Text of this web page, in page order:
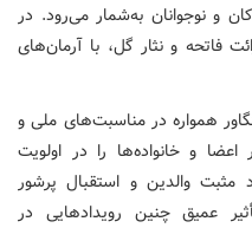
و نوجوانان به‌شمار می‌رود. در
فاتحه و نثار گل، با آرمان‌های
همواره در مناسبت‌های ملی و
و خانواده‌ها را در اولویت
مثبت والدین و استقبال پرشور
عمیق چنین رویدادهایی در